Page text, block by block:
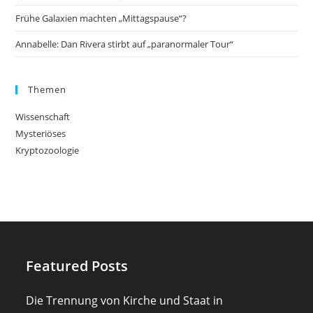
Frühe Galaxien machten „Mittagspause“?
Annabelle: Dan Rivera stirbt auf „paranormaler Tour“
Themen
Wissenschaft
Mysteriöses
Kryptozoologie
Featured Posts
Die Trennung von Kirche und Staat in